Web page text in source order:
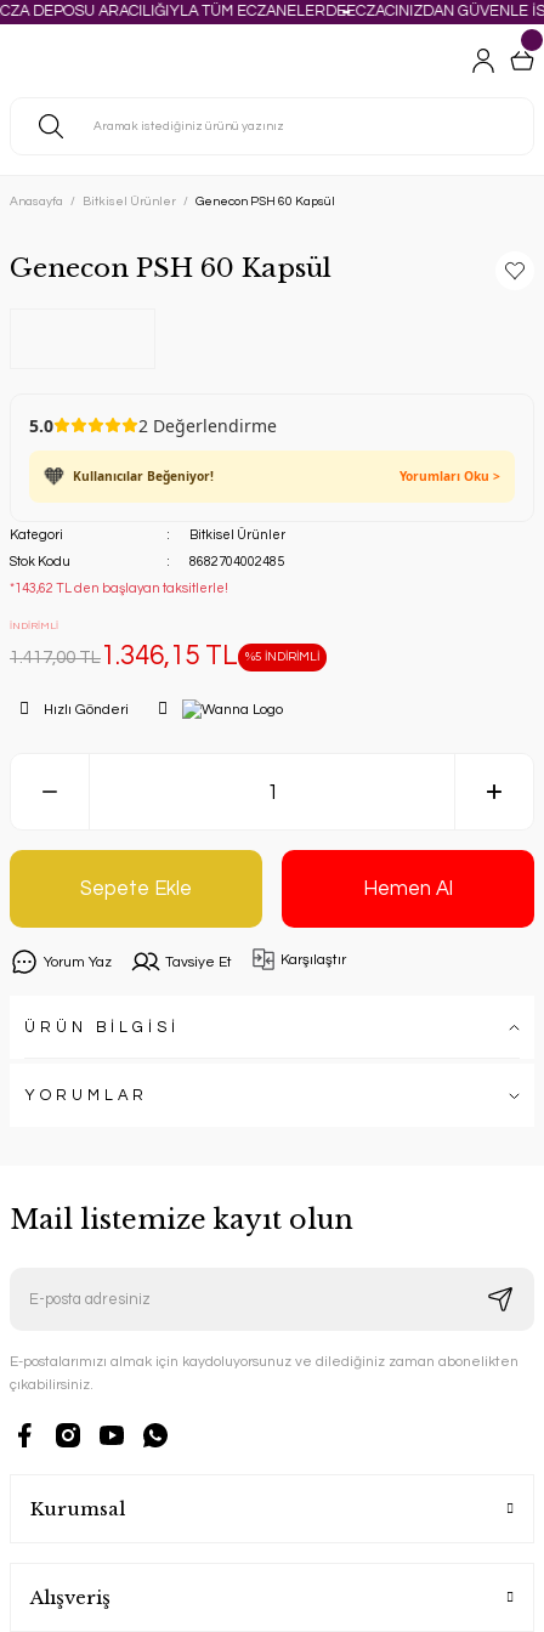
DEPOSU ARACILIĞIYLA TÜM ECZANELERDEECZACINIZDAN GÜVENLE
Anasayfa Bitkisel Ürünler Genecon PSH 60 Kapsül
Genecon PSH 60 Kapsül
5.0 2 Değerlendirme
🧡 Kullanıcılar Beğeniyor! Yorumları Oku >
Kategori
Bitkisel Ürünler
Stok Kodu
8682704002485
*143,62 TL den başlayan taksitlerle!
İNDİRİMLİ
1.417,00 TL 1.346,15 TL %5 İNDİRİMLİ
Hızlı Gönderi
Sepete Ekle Hemen Al
Yorum Yaz Tavsiye Et Karşılaştır
ÜRÜN BİLGİSİ
YORUMLAR
Mail listemize kayıt olun
E-postalarımızı almak için kaydoluyorsunuz ve dilediğiniz zaman abonelikten
çıkabilirsiniz.
Kurumsal
Alışveriş